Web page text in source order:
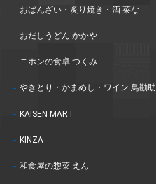
おばんざい・炙り焼き・酒 菜な
おだしうどん かかや
ニホンの食卓 つくみ
やきとり・かまめし・ワイン 鳥勘助
KAISEN MART
KINZA
和食屋の惣菜 えん